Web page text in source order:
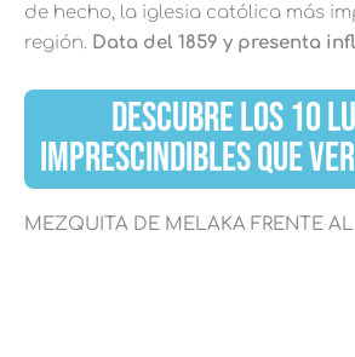
de hecho, la iglesia católica más
región. Data del 1859 y presenta
DESCUBRE LOS 10
IMPRESCINDIBLES QUE
MEZQUITA DE MELAKA FRENTE